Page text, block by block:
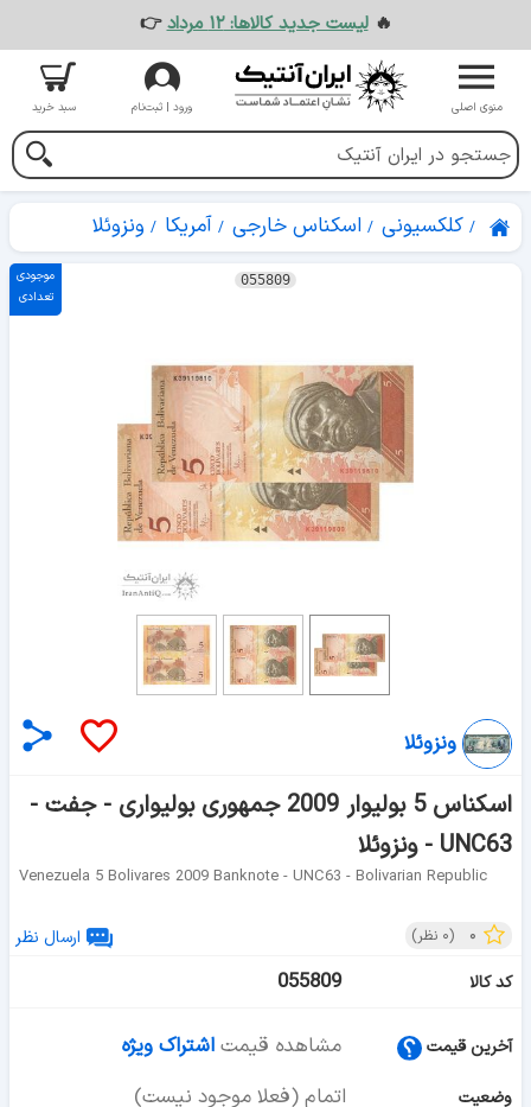
🔥لیست جدید کالاها: ۱۲ مرداد 👉
منوی اصلی ورود | ثبت‌نام سبد خرید
کلکسیونی اسکناس خارجی آمریکا ونزوئلا
055809
موجودی
تعدادی
ونزوئلا
اسکناس 5 بولیوار 2009 جمهوری بولیواری - جفت -
UNC63 - ونزوئلا
Venezuela 5 Bolivares 2009 Banknote - UNC63 - Bolivarian Republic
۰ (۰ نظر)
ارسال نظر
کد کالا
055809
آخرین قیمت مشاهده قیمت اشتراک ویژه
وضعیت اتمام (فعلا موجود نیست)